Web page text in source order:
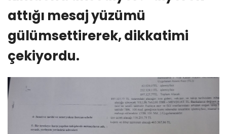
attığı mesaj yüzümü
gülümsettirerek, dikkatimi
çekiyordu.